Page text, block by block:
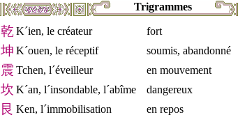
Trigrammes
乾K´ien, le créateur fort
坤 K´ouen, le réceptif soumis, abandonné
震 Tchen, l´éveilleur en mouvement
坎 K´an, l´insondable, l´abîme dangereux
艮 Ken, l´immobilisation en repos